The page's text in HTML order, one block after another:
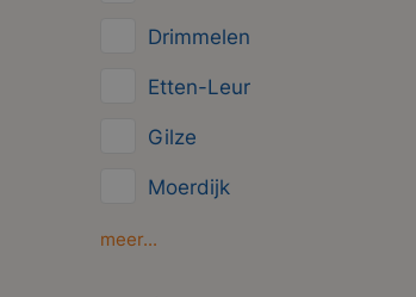
Drimmelen
Etten-Leur
Gilze
Moerdijk
Oosterhout
meer...